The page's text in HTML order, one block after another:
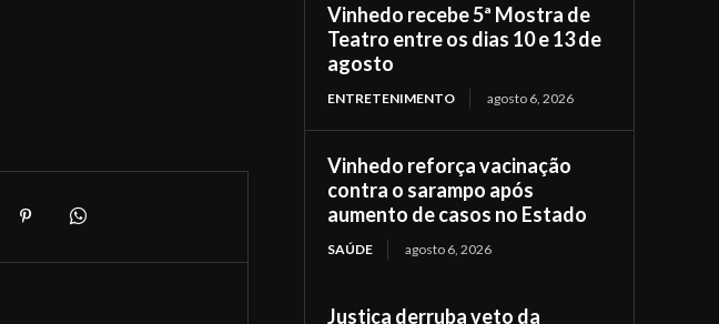
Vinhedo recebe 5ª Mostra de
Teatro entre os dias 10 e 13 de
agosto
ENTRETENIMENTO agosto 6, 2026
Vinhedo reforça vacinação
contra o sarampo após
aumento de casos no Estado
SAÚDE agosto 6, 2026
Justiça derruba veto da